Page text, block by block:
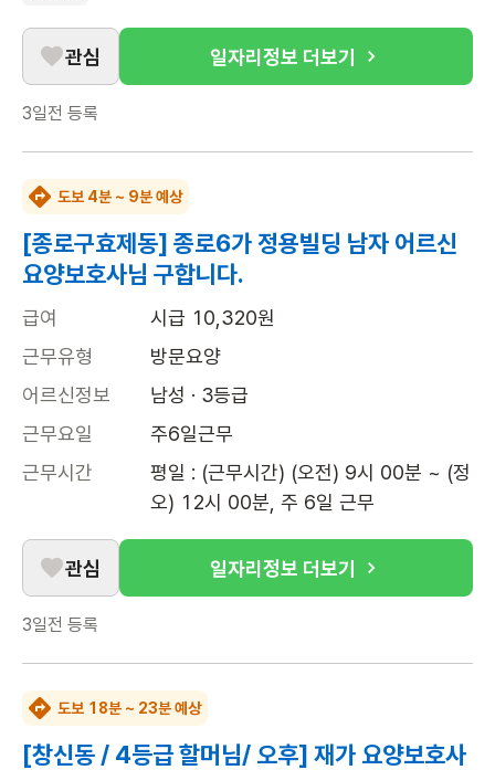
관심 일자리정보 더보기
3일전 등록
도보 4분 ~ 9분 예상
[종로구효제동] 종로6가 정용빌딩 남자 어르신
요양보호사님 구합니다.
급여
시급 10,320원
근무유형
방문요양
어르신정보
남성 · 3등급
근무요일
주6일근무
근무시간
평일 : (근무시간) (오전) 9시 00분 ~ (정
오) 12시 00분, 주 6일 근무
관심 일자리정보 더보기
3일전 등록
도보 18분 ~ 23분 예상
[창신동 / 4등급 할머님/ 오후] 재가 요양보호사